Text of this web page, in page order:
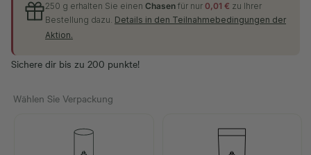
250 g erhalten Sie einen Chasen für nur 0,01 € zu Ihrer
Bestellung dazu. Details in den Teilnahmebedingungen der
Aktion.
Sichere dir bis zu 200 punkte!
Wählen Sie Verpackung